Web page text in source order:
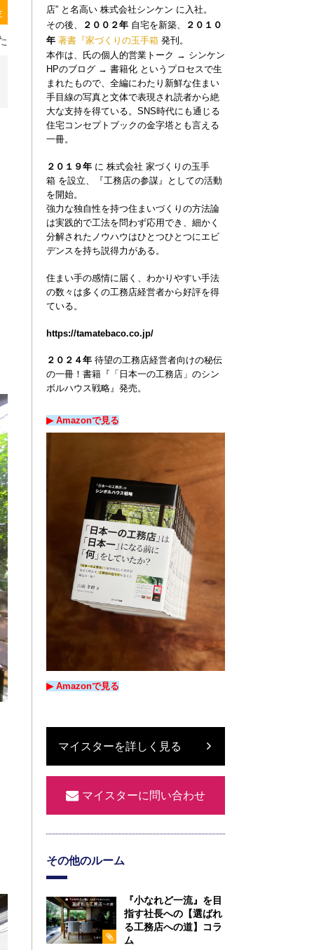
店” と名高い 株式会社シンケン に入社。
その後、
２００２年 自宅を新築、
２０１０
年 著書『家づくりの玉手箱 発刊。
本作は、氏の個人的営業トーク → シンケン
HPのブログ → 書籍化 というプロセスで生
まれたもので、全編にわたり新鮮な住まい
手目線の写真と文体で表現され読者から絶
大な支持を得ている。 SNS時代にも通じる
住宅コンセプトブックの金字塔とも言える
一冊。
２０１９年 に 株式会社 家づくりの玉手
箱 を設立、『工務店の参謀』としての活動
を開始。
強力な独自性を持つ住まいづくりの方法論
は実践的で工法を問わず応用でき、 細かく
分解されたノウハウはひとつひとつにエビ
デンスを持ち説得力がある。
住まい手の感情に届く、わかりやすい手法
の数々は多くの工務店経営者から好評を得
ている。
https://tamatebaco.co.jp/
２０２４年 待望の工務店経営者向けの秘伝
の一冊！ 書籍『「日本一の工務店」のシン
ボルハウス戦略』発売。
▶︎ Amazonで見る
▶︎ Amazonで見る
マイスターを詳しく見る
マイスターに問い合わせ
その他のルーム
『小なれど一流』を目
指す社長への【選ばれ
る工務店への道】コラ
ム